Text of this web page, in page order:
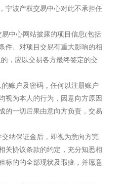
宁波产权交易中心对此不承担任
中心网站披露的项目信息(包括
件、对项目交易有重大影响的相
，应以交易各方最终签定的交
账户及密码，任何以注册账户
视为本人的行为，因意向方原因
的一切后果由意向方负责，交易
纳保证金后，即视为意向方完
关协议条款的约定，充分知悉相
标的的全部现状及瑕疵，并愿意